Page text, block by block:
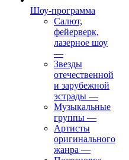
Шоу-программа
Салют,
фейерверк,
лазерное шоу
—
Звезды
отечественной
и зарубежной
эстрады —
Музыкальные
группы —
Артисты
оригинального
жанра —